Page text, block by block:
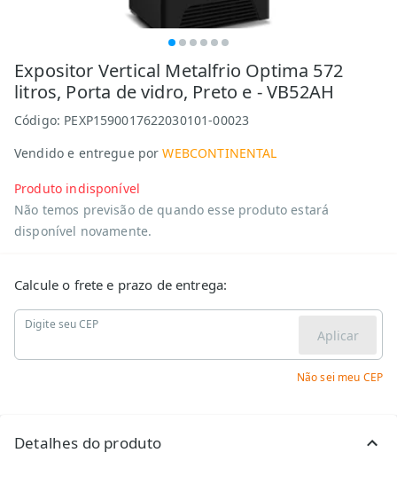
Expositor Vertical Metalfrio Optima 572
litros, Porta de vidro, Preto e - VB52AH
Código: PEXP1590017622030101-00023
Vendido e entregue por WEBCONTINENTAL
Produto indisponível
Não temos previsão de quando esse produto estará
disponível novamente.
Calcule o frete e prazo de entrega:
Digite seu CEP
Aplicar
Não sei meu CEP
Detalhes do produto